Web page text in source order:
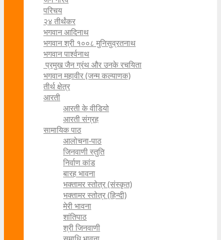
परिचय
२४ तीर्थंकर
भगवान आदिनाथ
भगवान श्री १००८ मुनिसुव्रतनाथ
भगवान पार्श्वनाथ
प्रमुख जैन ग्रंथ और उनके रचयिता
भगवान महावीर (जन्म कल्याणक)
तीर्थ क्षेत्र
आरती
आरती के वीडियो
आरती संग्रह
सामायिक पाठ
आलोचना-पाठ
जिनवाणी स्तुति
निर्वाण कांड
बारह भावना
भक्तामर स्तोत्र (संस्कृत)
भक्तामर स्तोत्र (हिन्दी)
मेरी भावना
शांतिपाठ
श्री जिनवाणी